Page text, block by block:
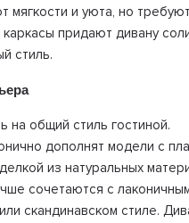
мягкости и уюта, но
придают дивану
стиль.
на общий стиль гостиной.
дополнят модели с
из натуральных
сочетаются с
скандинавском стиле.